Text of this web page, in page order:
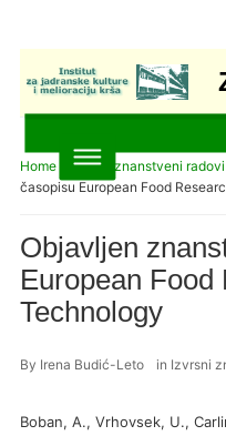
Home» Izvrsni znanstveni radovi
časopisu European Food
Objavljen
European Food
Technology
By Irena Budić-Leto in Izvrsni
Boban, A., Vrhovsek, U.,